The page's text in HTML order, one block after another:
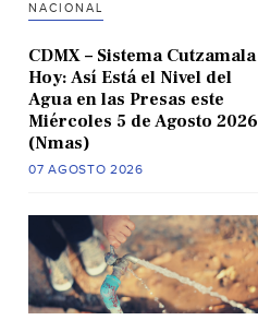
NACIONAL
CDMX – Sistema Cutzamala
Hoy: Así Está el Nivel del
Agua en las Presas este
Miércoles 5 de Agosto 2026
(Nmas)
07 AGOSTO 2026